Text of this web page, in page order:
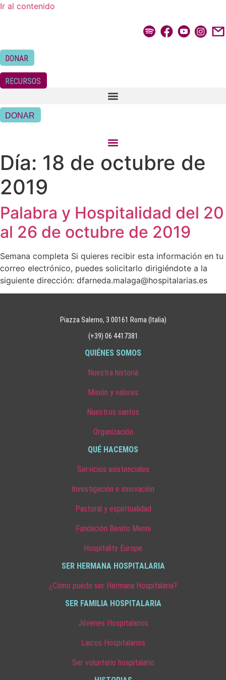
Ir al contenido
DONAR
RECURSOS
DONAR
Día: 18 de octubre de
2019
Palabra y Hospitalidad del 20
al 26 de octubre de 2019
Semana completa Si quieres recibir esta información en tu
correo electrónico, puedes solicitarlo dirigiéndote a la
siguiente dirección: dfarneda.malaga@hospitalarias.es
Piazza Salerno, 3 00161 Roma (Italia)
(+39) 06 4417381
QUIÉNES SOMOS
Nuestra historia
Misión y valores
Nuestros santos
Organización
QUÉ HACEMOS
Servicios asistenciales
Investigación e innovación
Pastoral y espiritualidad
Fundación Benito Menni
Hospitality Europe
SER HERMANA HOSPITALARIA
¿Cómo puedo ser Hermana Hospitalaria?
SER FAMILIA HOSPITALARIA
Jóvenes Hospitalarios
Laicos Hospitalarios
Ser voluntario hospitalario